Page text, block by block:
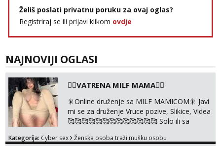
Želiš poslati privatnu poruku za ovaj oglas?
Registriraj se ili prijavi klikom ovdje
NAJNOVIJI OGLASI
❤️‍🔥VATRENA MILF MAMA❤️‍🔥
🎇Online druženje sa MILF MAMICOM🎇 Javi
mi se za druženje Vruce pozive, Slikice, Videa
🥰🥰🥰🥰🥰🥰🥰🥰🥰🥰🥰🥰🥰 Solo ili sa
WhatsApp ili Telegram WhatsApp 👉
Kategorija: Cyber sex Ženska osoba traži mušku osobu